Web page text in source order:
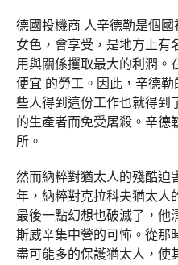
德國投機商 人辛德勒是個
女色，會享受，是地方上有
用與關係攫取最大的利潤。
便宜 的勞工。因此，辛德
些人得到這份工作也就得到
的生產者而免受屠殺。辛德
所。
然而納粹對猶太人的殘酷迫
年，納粹對克拉科夫猶太人
最後一點幻想也破滅了，他
斯威辛集中營的可怖。從那
盡可能多的保護猶太人，使